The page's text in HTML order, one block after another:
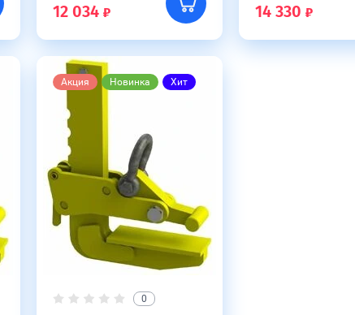
12 034 14 330
Акция Новинка Хит
0